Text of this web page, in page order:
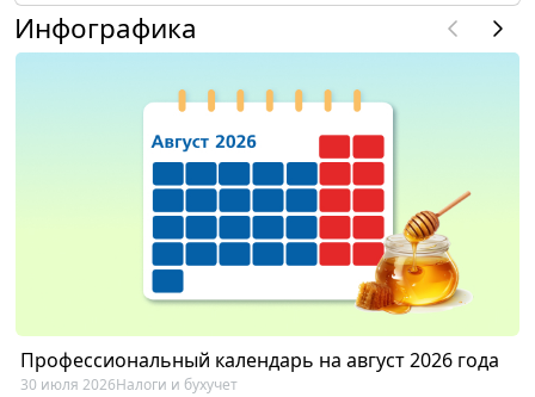
Инфографика
Профессиональный календарь на август 2026 года
30 июля 2026Налоги и бухучет